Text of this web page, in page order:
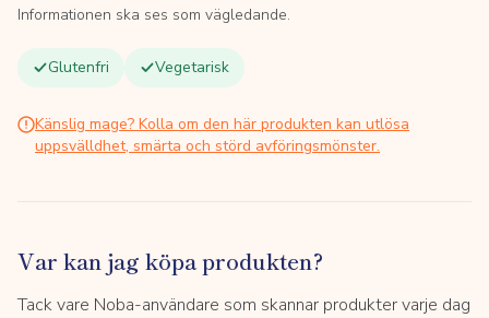
Informationen ska ses som vägledande.
Glutenfri Vegetarisk
Känslig mage? Kolla om den här produkten kan utlösa
uppsvälldhet, smärta och störd avföringsmönster.
Var kan jag köpa produkten?
Tack vare Noba-användare som skannar produkter varje dag